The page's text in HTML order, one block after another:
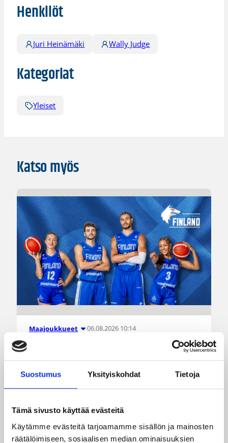
Suostumus Yksityiskohdat Tietoja
Tämä sivusto käyttää evästeitä
Käytämme evästeitä tarjoamamme sisällön ja mainosten
räätälöimiseen, sosiaalisen median ominaisuuksien
Henkilöt
Juri Heinämäki Wally Judge
Kategoriat
Yleiset
Katso myös
Maajoukkueet 06.08.2026 10:14
Edulliset liput Susijengin ja
Susiladiesin elokuun
kotimaaotteluihin nyt
myynnissä
Susiladiesin elokuun kotiturnaus ja Susijengin